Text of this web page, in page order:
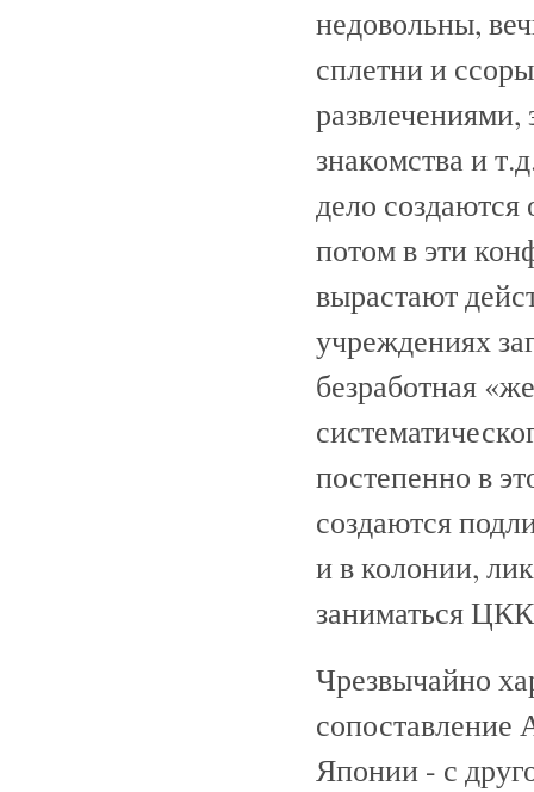
недовольны,
сплетни и
знакомства и
дело
потом в эти
вырастают
учреждениях
безработная
постепенно в
создаются
и в колонии,
заниматься
Чрезвычайно
Японии - с